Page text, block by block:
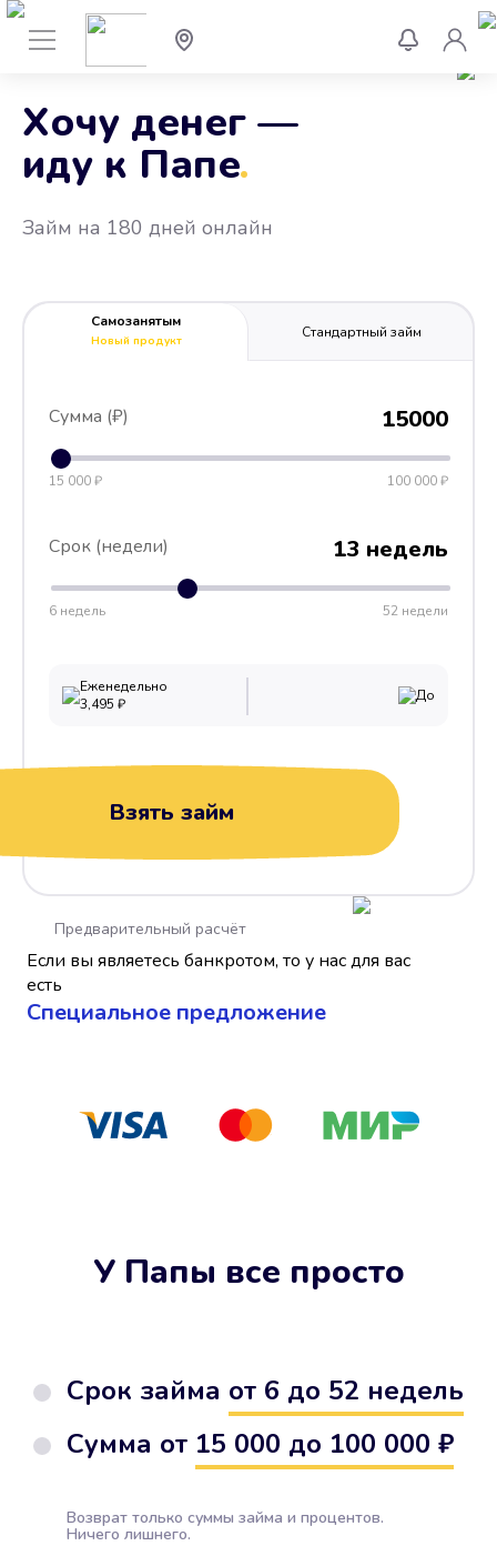
Хочу денег —
иду к Папе
.
Займ на 180 дней онлайн
Самозанятым
Новый продукт
Стандартный займ
Сумма (₽) 15000
15 000 ₽ 100 000 ₽
Срок (недели) 13 недель
6 недель 52 недели
Еженедельно
3,495 ₽ До
Взять займ
Если вы являетесь банкротом, то у нас для вас
есть
Cпециальное предложение
Предварительный расчёт
У Папы все просто
Срок займа от 6 до 52 недель
Сумма от 15 000 до 100 000 ₽
Возврат только суммы займа и процентов.
Ничего лишнего.